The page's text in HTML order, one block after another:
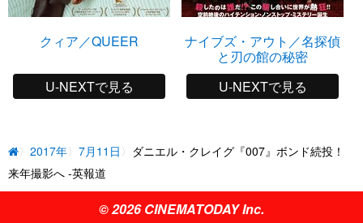
クィア／QUEER
U-NEXTで見る
ナイブズ・アウト／名探偵
と刃の館の秘密
U-NEXTで見る
2017年 7月11日
ダニエル・クレイグ『007』ボンド続投！
来年撮影へ -英報道
© 2026 CINEMATODAY Inc.